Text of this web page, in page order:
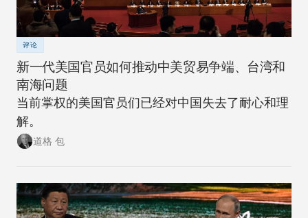
评论
新一代美国官员如何推动中美贸易争端、台湾和
南海问题
当前掌权的美国官员们已经对中国失去了耐心和理
解。
道格 包